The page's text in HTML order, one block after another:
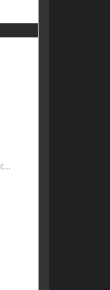
Découpe Blanc Chaud étanche - Finition Blanche